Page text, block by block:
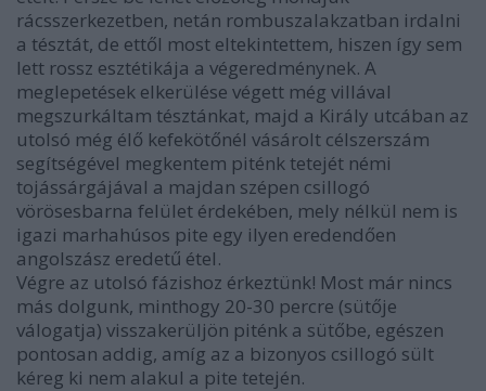
rácsszerkezetben, netán rombuszalakzatban irdalni
a tésztát, de ettől most eltekintettem, hiszen így sem
lett rossz esztétikája a végeredménynek. A
meglepetések elkerülése végett még villával
megszurkáltam tésztánkat, majd a Király utcában az
utolsó még élő kefekötőnél vásárolt célszerszám
segítségével megkentem piténk tetejét némi
tojássárgájával a majdan szépen csillogó
vörösesbarna felület érdekében, mely nélkül nem is
igazi marhahúsos pite egy ilyen eredendően
angolszász eredetű étel.
Végre az utolsó fázishoz érkeztünk! Most már nincs
más dolgunk, minthogy 20-30 percre (sütője
válogatja) visszakerüljön piténk a sütőbe, egészen
pontosan addig, amíg az a bizonyos csillogó sült
kéreg ki nem alakul a pite tetején.